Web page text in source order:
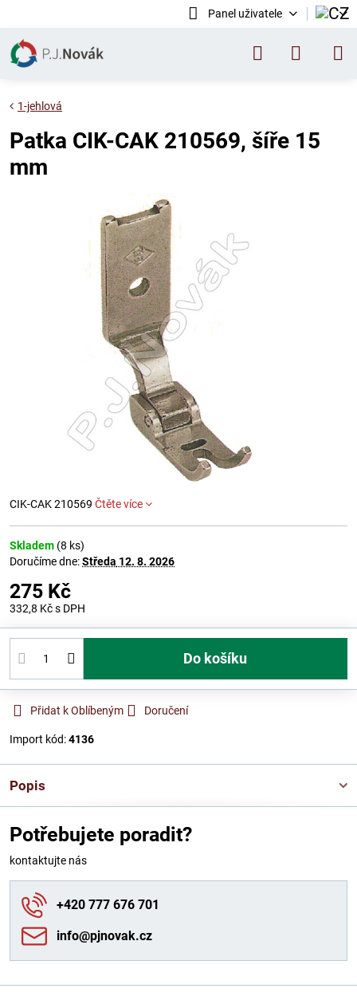
Panel uživatele
1-jehlová
Patka CIK-CAK 210569, šíře 15
mm
CIK-CAK 210569 Čtěte více
Skladem (8 ks)
Doručíme dne:Středa 12. 8. 2026
275 Kč
332,8 Kčs DPH
Do košíku
Přidat k Oblíbeným Doručení
Import kód:4136
Popis
Potřebujete poradit?
kontaktujte nás
+420 777 676 701
info​@pjnovak​.cz